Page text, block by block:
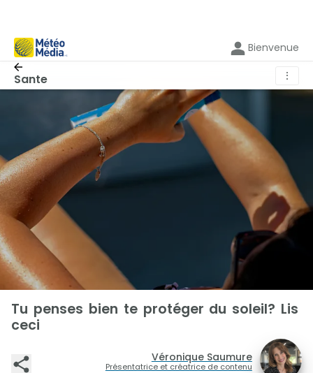
Bienvenue
Sante ⋮
Tu penses bien te protéger du soleil? Lis
ceci
Véronique Saumure
Présentatrice et créatrice de contenu